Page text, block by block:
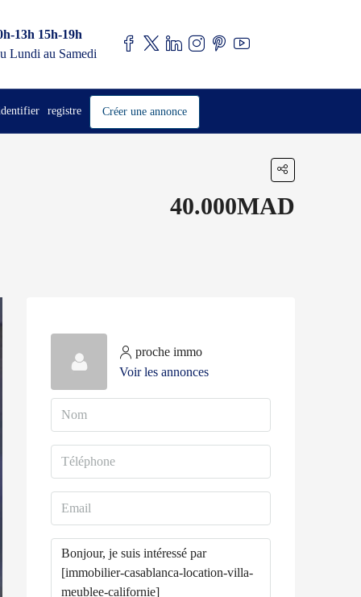
13h 15h-19h
Lundi au Samedi
registre Créer une annonce
40.000MAD
proche immo
Voir les annonces